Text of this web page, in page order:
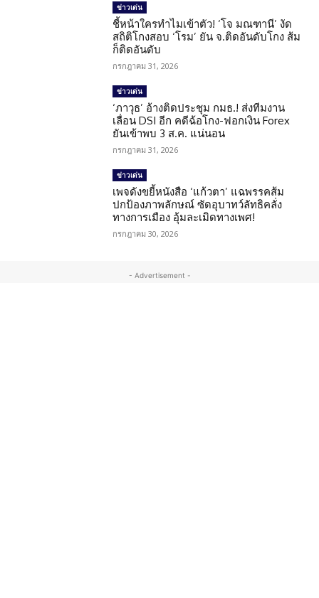
ข่าวเด่น
ชี้หน้าใครทำไมเข้าตัว! ‘โจ มณฑานี’ งัด
สถิติโกงสอบ ‘โรม’ ยัน จ.ติดอันดับโกง ส้ม
ก็ติดอันดับ
กรกฎาคม 31, 2026
ข่าวเด่น
‘ภาวุธ’ อ้างติดประชุม กมธ.! ส่งทีมงาน
เลื่อน DSI อีก คดีฉ้อโกง-ฟอกเงิน Forex
ยันเข้าพบ 3 ส.ค. แน่นอน
กรกฎาคม 31, 2026
ข่าวเด่น
เพจดังขยี้หนังสือ ‘แก้วตา’ แฉพรรคส้ม
ปกป้องภาพลักษณ์ ซัดอุบาทว์ลัทธิคลั่ง
ทางการเมือง อุ้มละเมิดทางเพศ!
กรกฎาคม 30, 2026
- Advertisement -